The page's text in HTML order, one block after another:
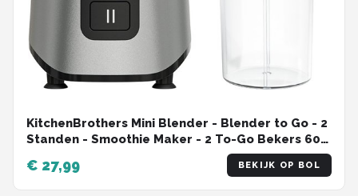
KitchenBrothers Mini Blender - Blender to Go - 2
Standen - Smoothie Maker - 2 To-Go Bekers 600
€ 27,99 BEKIJK OP BOL